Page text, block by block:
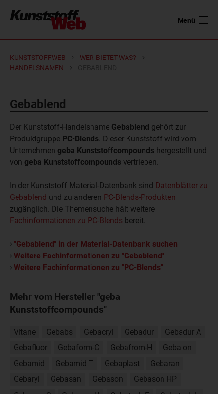
Menü
KUNSTSTOFFWEB
WER-BIETET-WAS?
HANDELSNAMEN
Gebablend
Der Kunststoff-Handelsname Gebablend gehört zur
Produktgruppe PC-Blends. Dieser Kunststoff wird vom
Unternehmen geba Kunststoffcompounds hergestellt und
von geba Kunststoffcompounds vertrieben.
In der Kunststoff Material-Datenbank sind Datenblätter zu
Gebablend und zu anderen PC-Blends-Produkten
zugänglich. Die Themensuche hält weitere
Fachinformationen zu PC-Blends bereit.
"Gebablend" in der Material-Datenbank suchen
Weitere Fachinformationen zu "Gebablend"
Weitere Fachinformationen zu "PC-Blends"
Mehr vom Hersteller "geba
Kunststoffcompounds"
Vitane Gebabs Gebacryl Gebadur
Gebadur A
Gebafluor
Gebaform-C Gebafrom-H
Gebalon
Gebamid
Gebamid T Gebaplast
Gebaran
Gebaryl
Gebasan Gebason
Gebason HP